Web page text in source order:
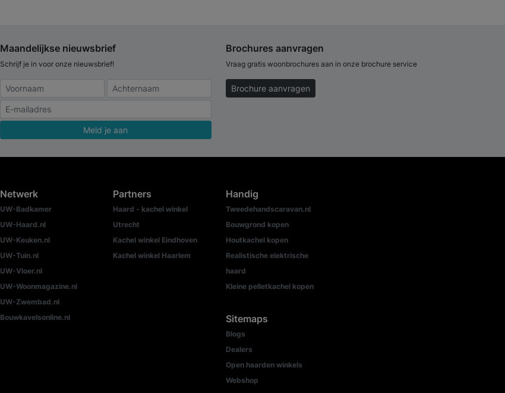
Maandelijkse nieuwsbrief
Schrijf je in voor onze nieuwsbrief!
Meld je aan
Brochures aanvragen
Vraag gratis woonbrochures aan in onze brochure service
Brochure aanvragen
Netwerk
UW-Badkamer
UW-Haard.nl
UW-Keuken.nl
UW-Tuin.nl
UW-Vloer.nl
UW-Woonmagazine.nl
UW-Zwembad.nl
Bouwkavelsonline.nl
Partners
Haard - kachel winkel
Utrecht
Kachel winkel Eindhoven
Kachel winkel Haarlem
Handig
Tweedehandscaravan.nl
Bouwgrond kopen
Houtkachel kopen
Realistische elektrische
haard
Kleine pelletkachel kopen
Sitemaps
Blogs
Dealers
Open haarden winkels
Webshop